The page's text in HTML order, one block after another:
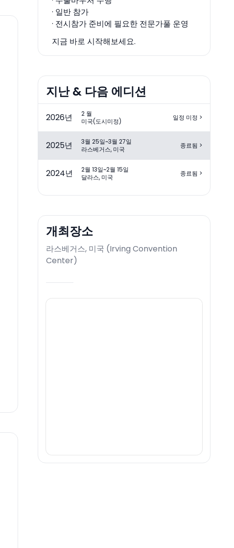
· 일반 참가
· 전시참가 준비에 필요한 전문가풀 운영
지금 바로 시작해보세요.
지난 & 다음 에디션
2026년
2 월
미국(도시미정)
일정 미정 >
2025년
3월 25일~3월 27일
라스베거스, 미국
종료됨 >
2024년
2월 13일~2월 15일
달라스, 미국
종료됨 >
개최장소
라스베거스, 미국 (Irving Convention
Center)